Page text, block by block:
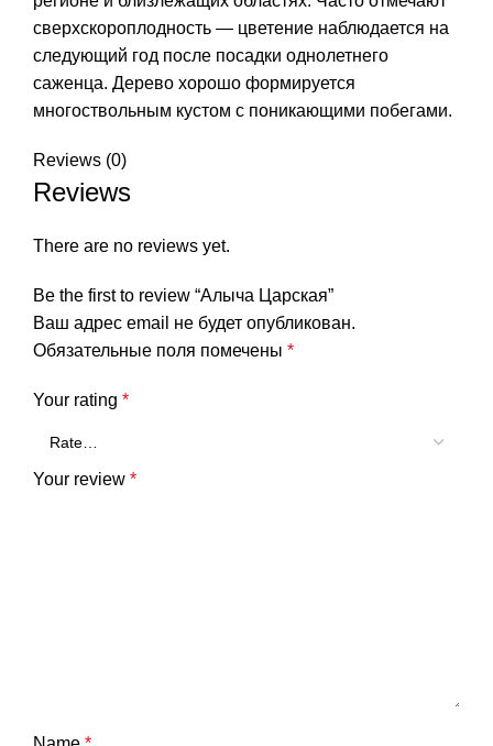
сверхскороплодность — цветение наблюдается на
следующий год после посадки однолетнего
саженца. Дерево хорошо формируется
многоствольным кустом с поникающими побегами.
Reviews (0)
Reviews
There are no reviews yet.
Be the first to review “Алыча Царская”
Ваш адрес email не будет опубликован.
Обязательные поля помечены *
Your rating *
Your review *